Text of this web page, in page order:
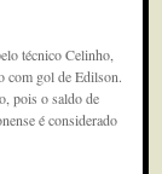
técnico Celinho,
com gol de Edilson.
pois o saldo de
é considerado